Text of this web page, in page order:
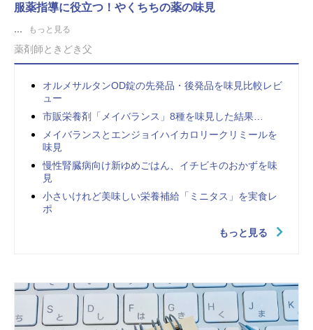
服薬指導に役立つ！やくちちの薬の味見
もっと見る
薬剤師ときどき父
オルメサルタンOD錠の先発品・後発品を味見比較レビ
ュー
市販栄養剤「メイバランス」8種を味見した結果…
メイバランスとエンジョイハイカロリークリミールを
味見
慢性腎臓病向け新ゆめごはん、イチビキのおかずを味
見
小さいけれど美味しい栄養補給「ミニタス」を実食レ
ポ
もっと見る